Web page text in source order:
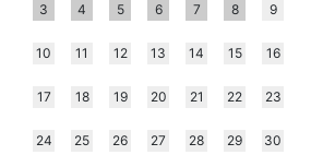
3 4 5 6 7 8 9
10 11 12 13 14 15 16
17 18 19 20 21 22 23
24 25 26 27 28 29 30